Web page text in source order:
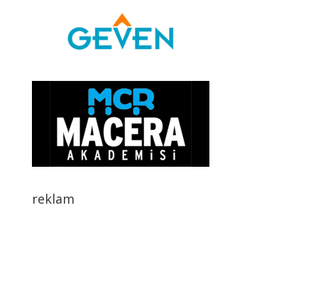
reklam